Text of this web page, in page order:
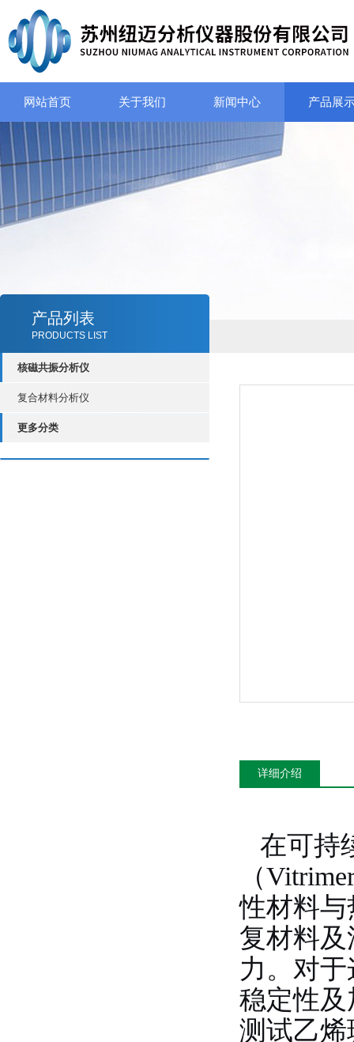
网站首页 关于我们 新闻中心 产品展
产品列表
PRODUCTS LIST
核磁共振分析仪
复合材料分析仪
更多分类
详细介绍
在可持
（
性材料
复材料
力。对
稳定性
测试乙